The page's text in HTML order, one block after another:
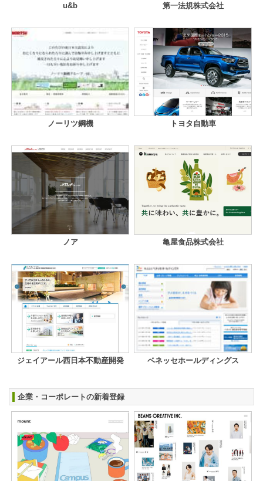
u&b 第一法規株式会社
ノーリツ鋼機 トヨタ自動車
ノア 亀屋食品株式会社
ジェイアール西日本不動産開発 ベネッセホールディングス
企業・コーポレートの新着登録